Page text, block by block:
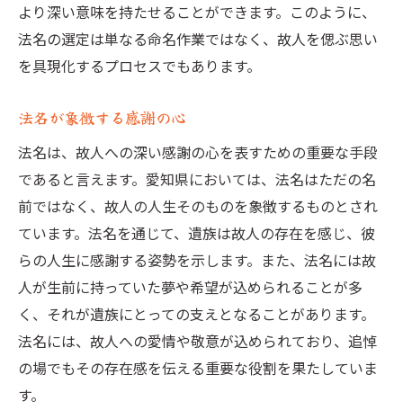
より深い意味を持たせることができます。このように、
法名の選定は単なる命名作業ではなく、故人を偲ぶ思い
を具現化するプロセスでもあります。
法名が象徴する感謝の心
法名は、故人への深い感謝の心を表すための重要な手段
であると言えます。愛知県においては、法名はただの名
前ではなく、故人の人生そのものを象徴するものとされ
ています。法名を通じて、遺族は故人の存在を感じ、彼
らの人生に感謝する姿勢を示します。また、法名には故
人が生前に持っていた夢や希望が込められることが多
く、それが遺族にとっての支えとなることがあります。
法名には、故人への愛情や敬意が込められており、追悼
の場でもその存在感を伝える重要な役割を果たしていま
す。